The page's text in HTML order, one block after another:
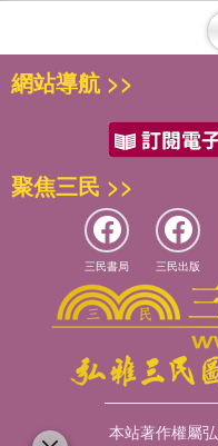
網站導航 >>
聚焦三民 >>
三民書局 三民出版
本站著作權屬